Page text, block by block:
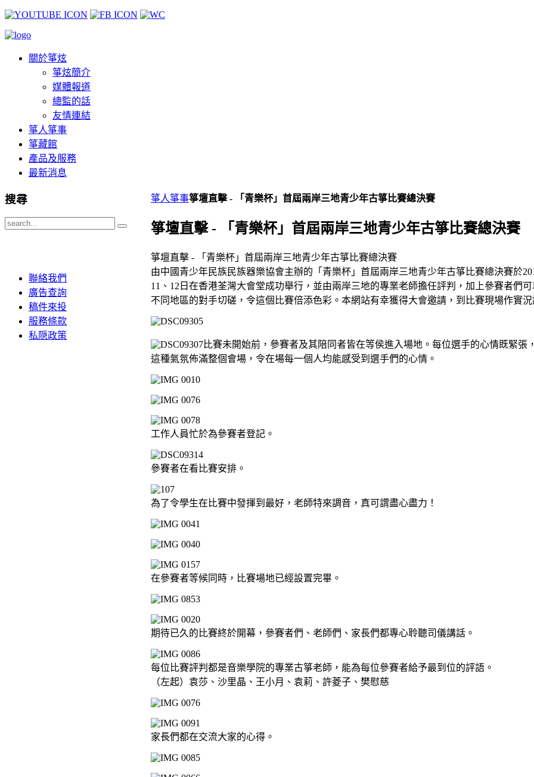
關於箏炫
箏炫簡介
媒體報道
總監的話
友情連結
箏人箏事
箏藏館
產品及服務
最新消息
箏人箏事箏壇直擊 - 「青樂杯」首屆兩岸三地青少年古箏比賽總決賽
箏壇直擊 - 「青樂杯」首屆兩岸三地青少年古箏比賽總決賽
箏壇直擊 - 「青樂杯」首屆兩岸三地青少年古箏比賽總決賽
由中國青少年民族民族器樂協會主辦的「青樂杯」首屆兩岸三地青少年古箏比賽總決賽於
11、12日在香港荃灣大會堂成功舉行，並由兩岸三地的專業老師擔任評判，加上參賽者們
不同地區的對手切磋，令這個比賽倍添色彩。本網站有幸獲得大會邀請，到比賽現場作實
比賽未開始前，參賽者及其陪同者皆在等侯進入場地。每位選手的心情既緊張
這種氣氛佈滿整個會場，令在場每一個人均能感受到選手們的心情。
工作人員忙於為參賽者登記。
參賽者在看比賽安排。
為了令學生在比賽中發揮到最好，老師特來調音，真可謂盡心盡力！
在參賽者等候同時，比賽場地已經設置完畢。
期待已久的比賽終於開幕，參賽者們、老師們、家長們都專心聆聽司儀講話。
每位比賽評判都是音樂學院的專業古箏老師，能為每位參賽者給予最到位的評語。
（左起）袁莎、沙里晶、王小月、袁莉、許菱子、樊慰慈
家長們都在交流大家的心得。
搜尋
聯絡我們
廣告查詢
稿件來投
服務條款
私隠政策